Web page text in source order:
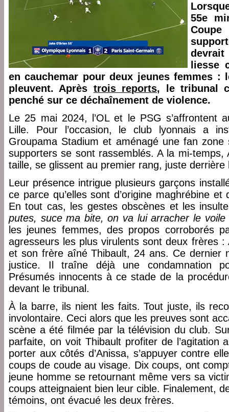
55e
liesse
en cauchemar pour deux jeunes femmes :
pleuvent. Après trois reports, le tribunal
penché sur ce déchaînement de violence.
Le 25 mai 2024, l’OL et le PSG s’affrontent
Lille. Pour l’occasion, le club lyonnais a
Groupama Stadium et aménagé une fan
supporters se sont rassemblés. A la mi-temps,
taille, se glissent au premier rang, juste derrière
Leur présence intrigue plusieurs garçons
ce parce qu’elles sont d’origine maghrébine
En tout cas, les gestes obscènes et les
putes, suce ma bite, on va lui arracher le voile
les jeunes femmes, des propos corroborés
agresseurs les plus virulents sont deux frères :
et son frère aîné Thibault, 24 ans. Ce dernier
justice. Il traîne déjà une condamnation
Présumés innocents à ce stade de la
devant le tribunal.
À la barre, ils nient les faits. Tout juste, ils
involontaire. Ceci alors que les preuves sont
scène a été filmée par la télévision du club.
parfaite, on voit Thibault profiter de l’agitation
porter aux côtés d’Anissa, s’appuyer contre
coups de coude au visage. Dix coups, ont
jeune homme se retournant même vers sa
coups atteignaient bien leur cible. Finalement,
témoins, ont évacué les deux frères.